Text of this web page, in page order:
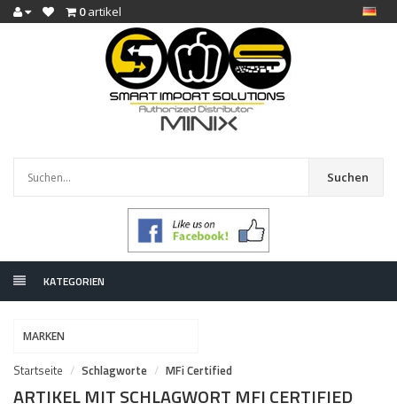
0artikel
Suchen
KATEGORIEN
MARKEN
Startseite Schlagworte MFi Certified
ARTIKEL MIT SCHLAGWORT MFI CERTIFIED